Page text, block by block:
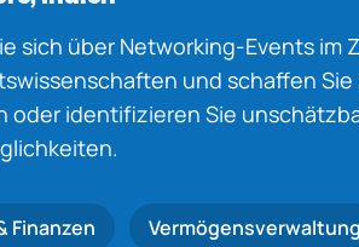
sich über Networking-Events im
und schaffen Sie
oder identifizieren Sie
Finanzen Vermögensverwaltung